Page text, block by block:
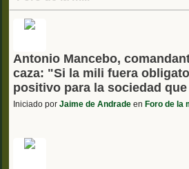
Antonio Mancebo,
caza: "Si la mili fuera
positivo para la sociedad
Iniciado por Jaime de Andrade en Foro de la